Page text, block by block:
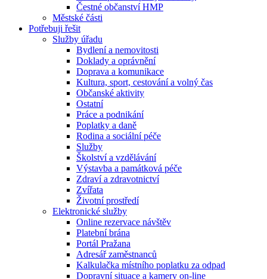
Čestné občanství HMP
Městské části
Potřebuji řešit
Služby úřadu
Bydlení a nemovitosti
Doklady a oprávnění
Doprava a komunikace
Kultura, sport, cestování a volný čas
Občanské aktivity
Ostatní
Práce a podnikání
Poplatky a daně
Rodina a sociální péče
Služby
Školství a vzdělávání
Výstavba a památková péče
Zdraví a zdravotnictví
Zvířata
Životní prostředí
Elektronické služby
Online rezervace návštěv
Platební brána
Portál Pražana
Adresář zaměstnanců
Kalkulačka místního poplatku za odpad
Dopravní situace a kamery on-line